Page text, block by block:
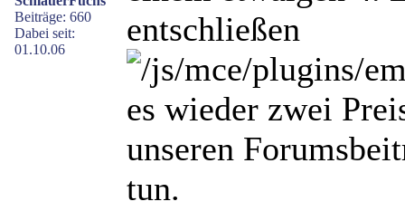
Beiträge: 660
Dabei seit:
01.10.06
entschließen
es wieder zwei
unseren
tun.